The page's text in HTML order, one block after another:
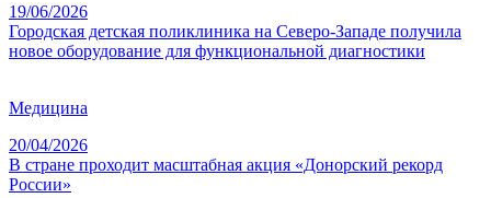
19/06/2026
Городская детская поликлиника на Северо-Западе получила
новое оборудование для функциональной диагностики
Медицина
20/04/2026
В стране проходит масштабная акция «Донорский рекорд
России»